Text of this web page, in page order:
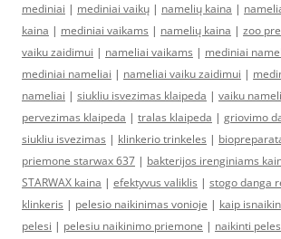
mediniai | mediniai vaikų | namelių kaina |
kaina | mediniai vaikams | namelių kaina | zoo
vaiku zaidimui | nameliai vaikams | mediniai
mediniai nameliai | nameliai vaiku zaidimui |
nameliai | siukliu isvezimas klaipeda | vaiku
pervezimas klaipeda | tralas klaipeda | griovimo
siukliu isvezimas | klinkerio trinkeles |
priemone starwax 637 | bakterijos irenginiams
STARWAX kaina | efektyvus valiklis | stogo danga
klinkeris | pelesio naikinimas vonioje | kaip
pelesi | pelesiu naikinimo priemone | naikinti